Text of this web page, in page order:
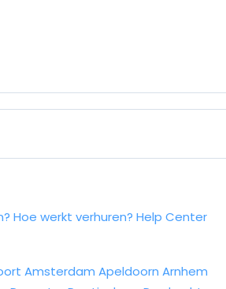
Hoe werkt verhuren? Help Center
Amsterdam Apeldoorn Arnhem